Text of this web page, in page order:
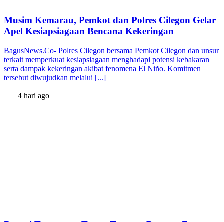
Musim Kemarau, Pemkot dan Polres Cilegon Gelar
Apel Kesiapsiagaan Bencana Kekeringan
BagusNews.Co- Polres Cilegon bersama Pemkot Cilegon dan unsur
terkait memperkuat kesiapsiagaan menghadapi potensi kebakaran
serta dampak kekeringan akibat fenomena El Niño. Komitmen
tersebut diwujudkan melalui [...]
4 hari ago